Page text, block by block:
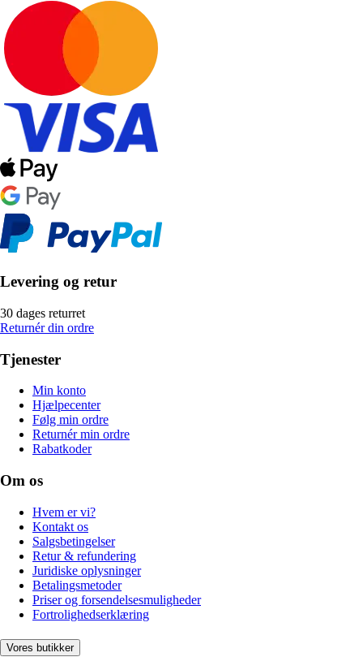
Levering og retur
30 dages returret
Returnér din ordre
Tjenester
Min konto
Hjælpecenter
Følg min ordre
Returnér min ordre
Rabatkoder
Om os
Hvem er vi?
Kontakt os
Salgsbetingelser
Retur & refundering
Juridiske oplysninger
Betalingsmetoder
Priser og forsendelsesmuligheder
Fortrolighedserklæring
Vores butikker